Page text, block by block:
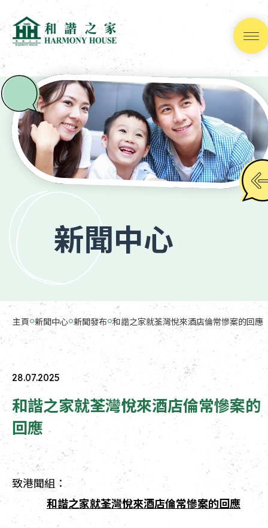
跳
到
內
容
(按
輸
入
鍵)
新聞中心
主頁 新聞中心 新聞發布 和諧之家就荃灣悅來酒店倫常慘案的回應
28.07.2025
和諧之家就荃灣悅來酒店倫常慘案的
回應
致港聞組：
和諧之家就荃灣悅來酒店倫常慘案的回應